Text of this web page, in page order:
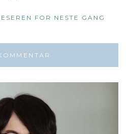
FOR NESTE GANG